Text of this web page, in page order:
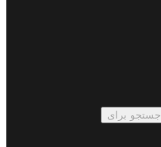
جستجو برای